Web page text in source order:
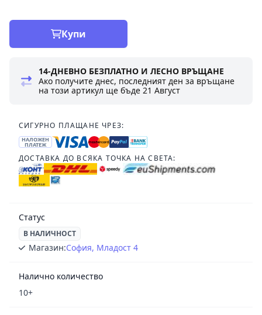
Купи
14-ДНЕВНО БЕЗПЛАТНО И ЛЕСНО ВРЪЩАНЕ
Ако получите днес, последният ден за връщане
на този артикул ще бъде21 Август
СИГУРНО ПЛАЩАНЕ ЧРЕЗ:
НАЛОЖЕН
ПЛАТЕЖ
ДОСТАВКА ДО ВСЯКА ТОЧКА НА СВЕТА:
Статус
В НАЛИЧНОСТ
Магазин:София, Младост 4
Налично количество
10+